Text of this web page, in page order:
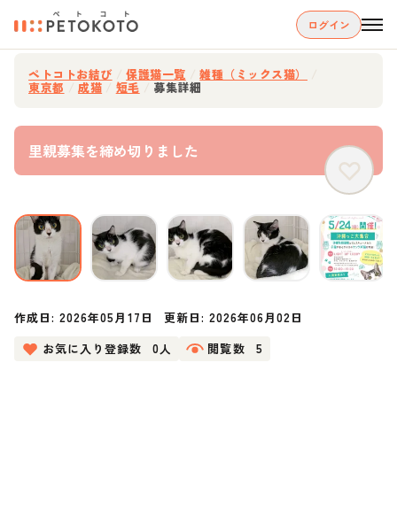
ログイン
ペトコトお結び 保護猫一覧 雑種（ミックス猫）
東京都 成猫 短毛 募集詳細
里親募集を締め切りました
作成日:2026年05月17日 更新日: 2026年06月02日
お気に入り登録数
0人 閲覧数 5